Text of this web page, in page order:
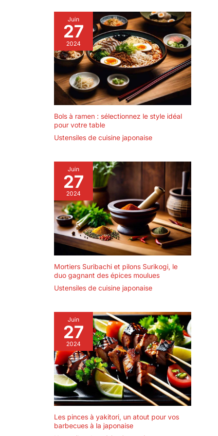
Juin
27
2024
Bols à ramen : sélectionnez le style idéal
pour votre table
Ustensiles de cuisine japonaise
Juin
27
2024
Mortiers Suribachi et pilons Surikogi, le
duo gagnant des épices moulues
Ustensiles de cuisine japonaise
Juin
27
2024
Les pinces à yakitori, un atout pour vos
barbecues à la japonaise